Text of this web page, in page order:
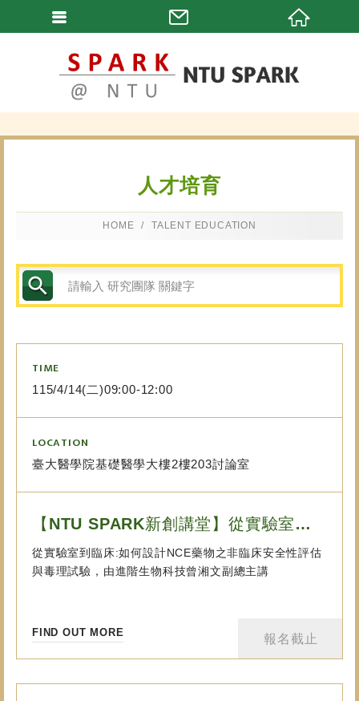
人才培育
HOME TALENT EDUCATION
TIME
115/4/14(二)09:00-12:00
LOCATION
臺大醫學院基礎醫學大樓2樓203討論室
【NTU SPARK新創講堂】從實驗室到臨床:如何設計NCE藥物之非臨床安全性評...
從實驗室到臨床:如何設計NCE藥物之非臨床安全性評估
與毒理試驗，由進階生物科技曾湘文副總主講
FIND OUT MORE 報名截止